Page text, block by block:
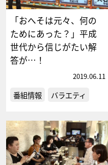
「おへそは元々、何の
ためにあった？」平成
世代から信じがたい解
答が…！
2019.06.11
番組情報 バラエティ